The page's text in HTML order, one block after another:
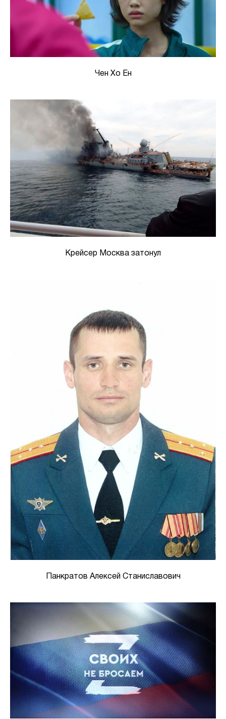
Чен Хо Ен
Крейсер Москва затонул
Панкратов Алексей Станиславович